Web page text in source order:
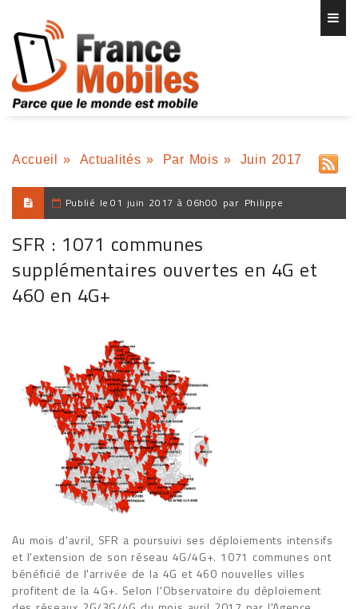
Accueil » Actualités » Par Mois » Juin 2017
Publié le 01 juin 2017 à 06h00 par Philippe
SFR : 1071 communes
supplémentaires ouvertes en 4G et
460 en 4G+
Au mois d'avril, SFR a poursuivi ses déploiements intensifs
et l'extension de son réseau 4G/4G+. 1071 communes ont
bénéficié de l'arrivée de la 4G et 460 nouvelles villes
profitent de la 4G+. Selon l'Observatoire du déploiement